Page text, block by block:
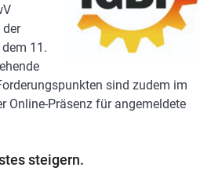
der
11.
sind zudem im
Online-Präsenz für angemeldete
steigern.